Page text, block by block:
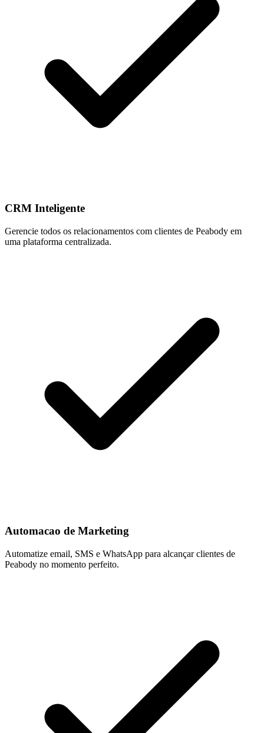
CRM Inteligente
Gerencie todos os relacionamentos com clientes de Peabody em
uma plataforma centralizada.
Automacao de Marketing
Automatize email, SMS e WhatsApp para alcançar clientes de
Peabody no momento perfeito.